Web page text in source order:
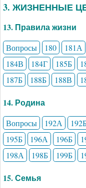
3. ЖИЗНЕННЫЕ
13. Правила жизни
Вопросы 180 181А
184В
184Г 185Б
187Б
188Б 188В
14. Родина
Вопросы 192А
195Б
196А 196Б
198А
198Б 199Б
15. Семья